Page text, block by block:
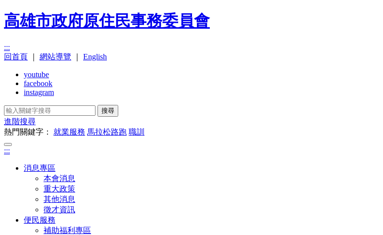
高雄市政府原住民事務委員會
:::
回首頁
網站導覽 English
youtube
facebook
instagram
搜尋
進階搜尋
熱門關鍵字： 就業服務 馬拉松路跑 職訓
:::
消息專區
本會消息
重大政策
其他消息
徵才資訊
便民服務
補助福利專區